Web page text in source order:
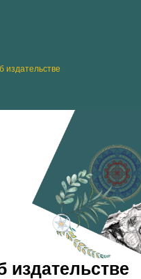
издательстве
издательстве